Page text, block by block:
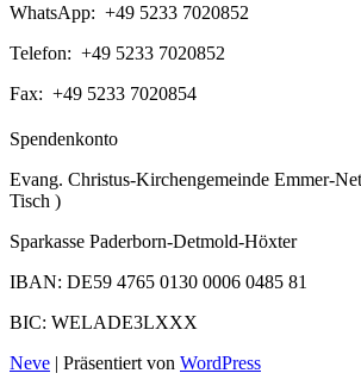
WhatsApp: +49 5233 7020852
Telefon: +49 5233 7020852
Fax: +49 5233 7020854
Spendenkonto
Evang. Christus-Kirchengemeinde Emmer-
Tisch )
Sparkasse Paderborn-Detmold-Höxter
IBAN: DE59 4765 0130 0006 0485 81
BIC: WELADE3LXXX
Neve | Präsentiert von WordPress